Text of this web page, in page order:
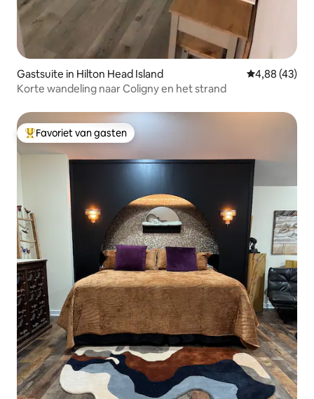
Gastsuite in Hilton Head Island Gemiddelde
4,88 (43)
Korte wandeling naar Coligny en het strand
Topfavoriet van gasten
Favoriet van gasten